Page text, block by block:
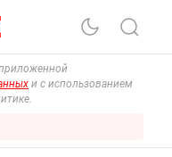
и с использованием